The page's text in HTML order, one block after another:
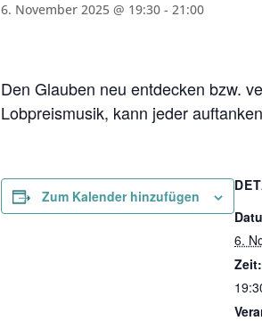
6. November 2025 @ 19:30 - 21:00
Den Glauben neu entdecken bzw.
Lobpreismusik, kann jeder
Zum Kalender hinzufügen
6.
Zeit: